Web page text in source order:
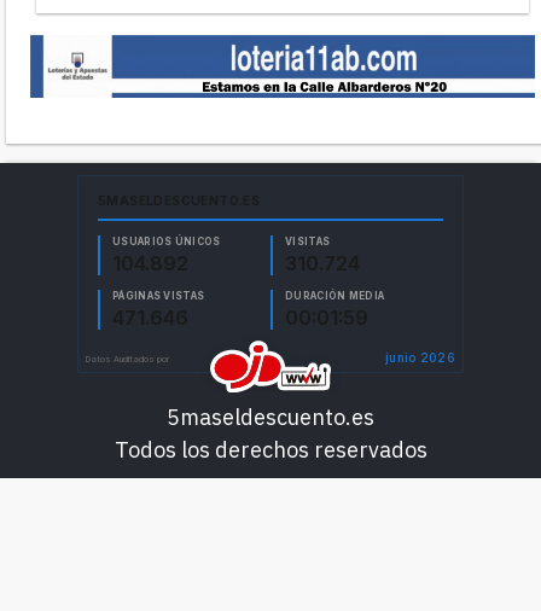
5maseldescuento.es
Todos los derechos reservados